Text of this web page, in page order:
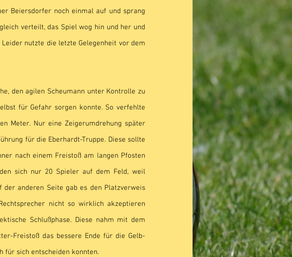
Beiersdorfer noch einmal auf und sprang
verteilt, das Spiel wog hin und her und
nutzte die letzte Gelegenheit vor dem
den agilen Scheumann unter Kontrolle zu
für Gefahr sorgen konnte. So verfehlte
Meter. Nur eine Zeigerumdrehung später
für die Eberhardt-Truppe. Diese sollte
nach einem Freistoß am langen Pfosten
sich nur 20 Spieler auf dem Feld, weil
anderen Seite gab es den Platzverweis
nicht so wirklich akzeptieren
Schlußphase. Diese nahm mit dem
Freistoß das bessere Ende für die Gelb-
für sich entscheiden konnten.